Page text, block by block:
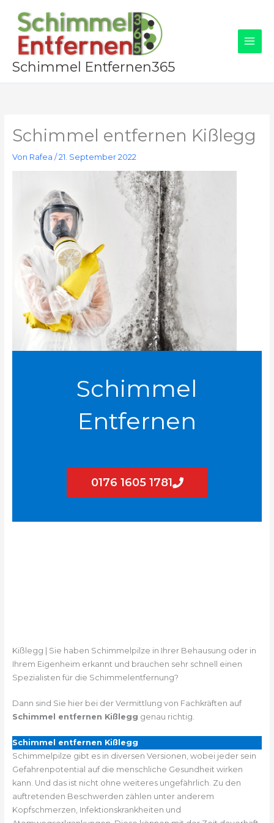
Inhalt
springen
Schimmel Entfernen365
Schimmel entfernen Kißlegg
Von Rafea /21. September 2022
Schimmel
Entfernen
0176 1605 1781
Kißlegg | Sie haben Schimmelpilze in Ihrer Behausung oder in
Ihrem Eigenheim erkannt und brauchen sehr schnell einen
Spezialisten für die Schimmelentfernung?
Dann sind Sie hier bei der Vermittlung von Fachkräften auf
Schimmel entfernen Kißlegg genau richtig.
Schimmel entfernen Kißlegg
Schimmelpilze gibt es in diversen Versionen, wobei jeder sein
Gefahrenpotential auf die menschliche Gesundheit wirken
kann. Und das ist nicht ohne weiteres ungefährlich. Zu den
auftretenden Beschwerden zählen unter anderem
Kopfschmerzen, Infektionskrankheiten und